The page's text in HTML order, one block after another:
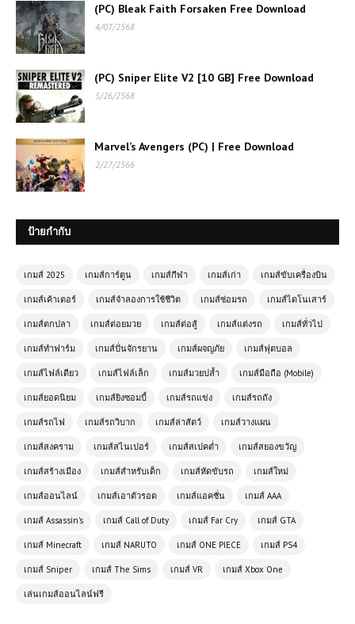
(PC) Bleak Faith Forsaken Free Download
4/07/2568
(PC) Sniper Elite V2 [10 GB] Free Download
5/26/2568
Marvel’s Avengers (PC) | Free Download
2/27/2566
ป้ายกำกับ
เกมส์ 2025 เกมส์การ์ตูน เกมส์กีฬา เกมส์เก่า เกมส์ขับเครื่องบิน
เกมส์เค้าเตอร์ เกมส์จำลองการใช้ชีวิต เกมส์ซ่อมรถ เกมส์ไดโนเสาร์
เกมส์ตกปลา เกมส์ต่อยมวย เกมส์ต่อสู้ เกมส์แต่งรถ เกมส์ทั่วไป
เกมส์ทำฟาร์ม เกมส์ปั่นจักรยาน เกมส์ผจญภัย เกมส์ฟุตบอล
เกมส์ไฟล์เดียว เกมส์ไฟล์เล็ก เกมส์มวยปล้ำ เกมส์มือถือ (Mobile)
เกมส์ยอดนิยม เกมส์ยิงซอมบี้ เกมส์รถแข่ง เกมส์รถถัง
เกมส์รถไฟ เกมส์รถวิบาก เกมส์ล่าสัตว์ เกมส์วางแผน
เกมส์สงคราม เกมส์สไนเปอร์ เกมส์สเปคต่ำ เกมส์สยองขวัญ
เกมส์สร้างเมือง เกมส์สำหรับเด็ก เกมส์หัดขับรถ เกมส์ใหม่
เกมส์ออนไลน์ เกมส์เอาตัวรอด เกมส์แอคชั่น เกมส์ AAA
เกมส์ Assassin's เกมส์ Call of Duty เกมส์ Far Cry เกมส์ GTA
เกมส์ Minecraft เกมส์ NARUTO เกมส์ ONE PIECE เกมส์ PS4
เกมส์ Sniper เกมส์ The Sims เกมส์ VR เกมส์ Xbox One
เล่นเกมส์ออนไลน์ฟรี
ศิลปะการต่อสู้กำปั้นมังกรในโลก 3 มิติ
เกมส์ออนไลน์ Motorbike Traffic
ความท้าทายบนท้องถนนที่ไม่เคยหยุด
นิ่ง
โหลดเกมส์ (PC) Car Mechanic
Simulator 2021 ฟรี
เกมส์ออนไลน์ Monster Truck Race